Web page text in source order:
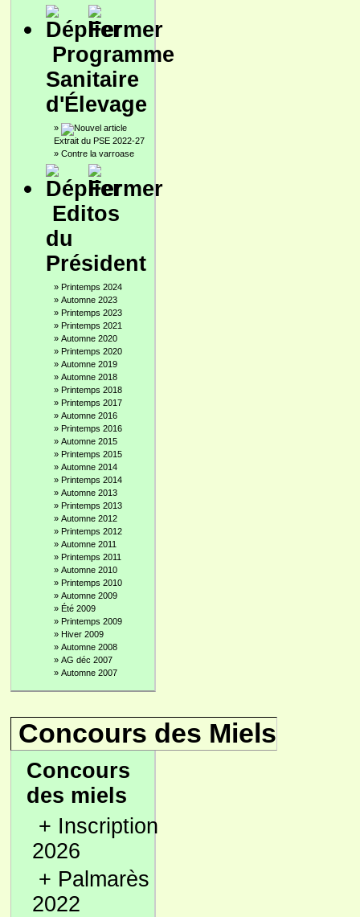
Programme
Sanitaire
d'Élevage
»
Extrait du PSE 2022-27
» Contre la varroase
Editos
du
Président
» Printemps 2024
» Automne 2023
» Printemps 2023
» Printemps 2021
» Automne 2020
» Printemps 2020
» Automne 2019
» Automne 2018
» Printemps 2018
» Printemps 2017
» Automne 2016
» Printemps 2016
» Automne 2015
» Printemps 2015
» Automne 2014
» Printemps 2014
» Automne 2013
» Printemps 2013
» Automne 2012
» Printemps 2012
» Automne 2011
» Printemps 2011
» Automne 2010
» Printemps 2010
» Automne 2009
» Été 2009
» Printemps 2009
» Hiver 2009
» Automne 2008
» AG déc 2007
» Automne 2007
Concours des Miels
Concours
des miels
+ Inscription
2026
+ Palmarès
2022